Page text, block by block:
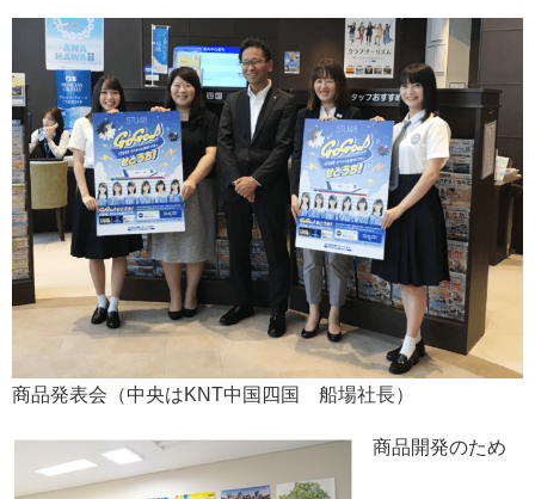
商品発表会（中央はKNT中国四国 船場社長）
商品開発のため